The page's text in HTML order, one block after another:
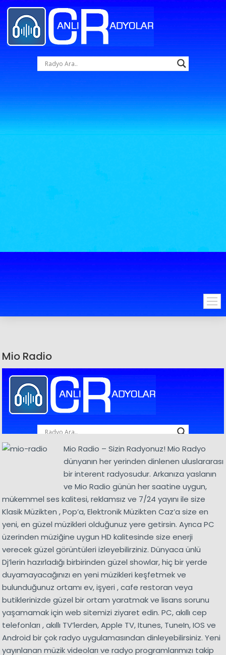
Mio Radio
Mio Radio – Sizin Radyonuz! Mio Radyo
dünyanın her yerinden dinlenen uluslararası
bir interent radyosudur. Arkanıza yaslanın
ve Mio Radio günün her saatine uygun,
mükemmel ses kalitesi, reklamsız ve 7/24 yayını ile size
Klasik Müzikten , Pop’a, Elektronik Müzikten Caz’a size en
yeni, en güzel müzikleri olduğunuz yere getirsin. Ayrıca PC
üzerinden müziğine uygun HD kalitesinde size enerji
verecek güzel görüntüleri izleyebilirziniz. Dünyaca ünlü
Dj’lerin hazırladığı birbirinden güzel showlar, hiç bir yerde
duyamayacağınızı en yeni müzikleri keşfetmek ve
bulunduğunuz ortamı ev, işyeri , cafe restoran veya
butiklerinizde güzel bir ortam yaratmak ve lisans sorunu
yaşamamak için web sitemizi ziyaret edin. PC, akıllı cep
telefonları , akıllı TV’lerden, Apple TV, Itunes, TuneIn, IOS ve
Android bir çok radyo uygulamasından dinleyebilirsiniz. Yeni
yayınlanan müzik videoları ve radyo programlarımızı takip